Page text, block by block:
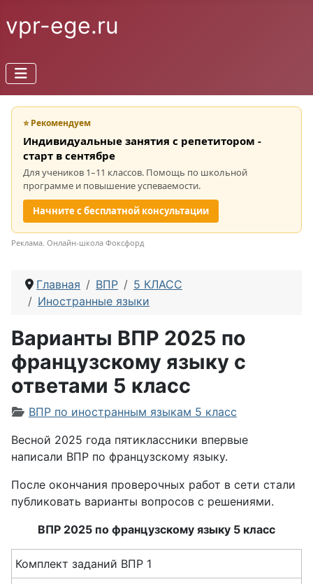
vpr-ege.ru
⭐ Рекомендуем
Индивидуальные занятия с репетитором -
старт в сентябре
Для учеников 1–11 классов. Помощь по школьной
программе и повышение успеваемости.
Начните с бесплатной консультации
Реклама. Онлайн-школа Фоксфорд
Главная ВПР
5 КЛАСС
Иностранные языки
Варианты ВПР 2025 по
французскому языку с
ответами 5 класс
Информация о материале
ВПР по иностранным языкам 5 класс
Весной 2025 года пятиклассники впервые
написали ВПР по французскому языку.
После окончания проверочных работ в сети стали
публиковать варианты вопросов с решениями.
ВПР 2025 по французскому языку 5 класс
Комплект заданий ВПР 1